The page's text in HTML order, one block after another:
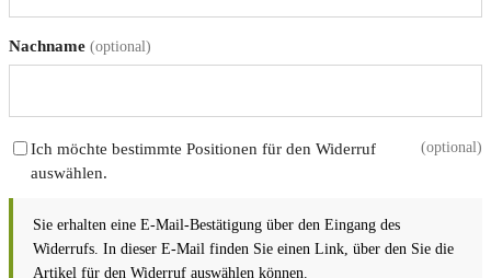
Nachname (optional)
Ich möchte bestimmte Positionen für den Widerruf
auswählen.
(optional)
Sie erhalten eine E-Mail-Bestätigung über den Eingang des
Widerrufs. In dieser E-Mail finden Sie einen Link, über den Sie die
Artikel für den Widerruf auswählen können.